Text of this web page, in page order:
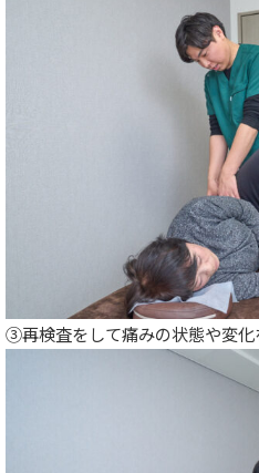
③再検査をして痛みの状態や変